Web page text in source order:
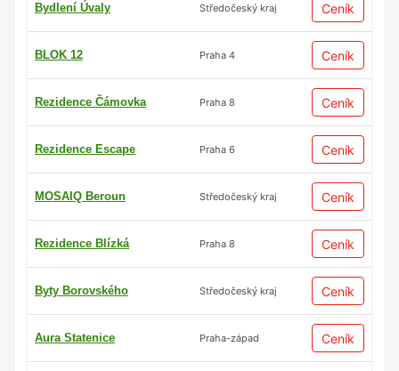
Bydlení Úvaly Středočeský kraj Ceník
BLOK 12 Praha 4 Ceník
Rezidence Čámovka Praha 8 Ceník
Rezidence Escape Praha 6 Ceník
MOSAIQ Beroun Středočeský kraj Ceník
Rezidence Blízká Praha 8 Ceník
Byty Borovského Středočeský kraj Ceník
Aura Statenice Praha-západ Ceník